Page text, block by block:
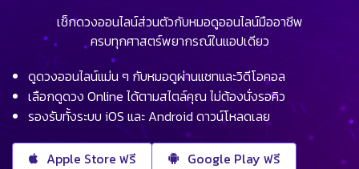
เช็กดวงออนไลน์ส่วนตัวกับหมอดูออนไลน์มืออาชีพ
ครบทุกศาสตร์พยากรณ์ในแอปเดียว
ดูดวงออนไลน์แม่น ๆ กับหมอดูผ่านแชทและวิดีโอคอล
เลือกดูดวง Online ได้ตามสไตล์คุณ ไม่ต้องนั่งรอคิว
รองรับทั้งระบบ iOS และ Android ดาวน์โหลดเลย
Apple Store ฟรี Google Play ฟรี